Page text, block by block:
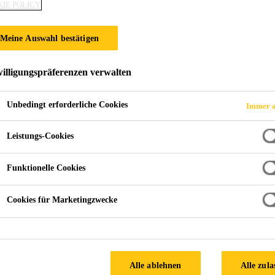
BWF
Informationen zu Produkten,
Sie sich zu unserem Newsletter an!
POLICY
Meine Auswahl bestätigen
verwalten
Unbedingt erforderliche Cookies Immer
Leistungs-Cookies
Funktionelle Cookies
Cookies für Marketingzwecke
Alle ablehnen Alle